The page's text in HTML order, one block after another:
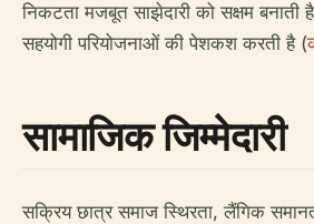
निकटता मजबूत साझेदारी को सक्षम बनाती
सहयोगी परियोजनाओं की पेशकश करती है (
सामाजिक जिम्मेदारी
सक्रिय छात्र समाज स्थिरता, लैंगिक